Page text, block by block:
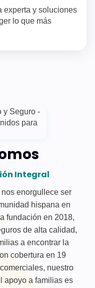
experta y soluciones
lo que más
Integral
enorgullece ser
hispana en
fundación en 2018,
de alta calidad,
a encontrar la
cobertura en 19
nuestro
apoyo a familias es